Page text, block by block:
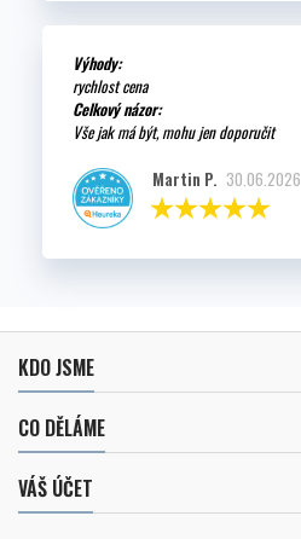
Výhody:
rychlost cena
Celkový názor:
Vše jak má být, mohu jen doporučit
Martin P. 30.06.2026
KDO JSME
CO DĚLÁME
VÁŠ ÚČET